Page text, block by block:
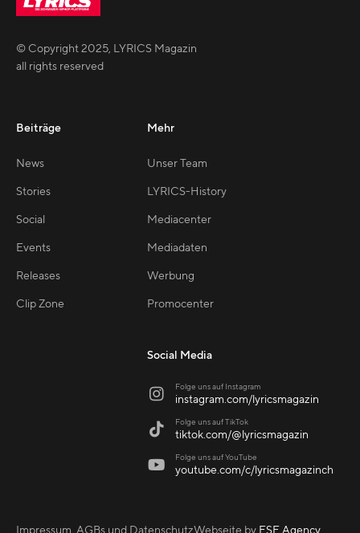
© Copyright2025, LYRICS Magazin
all rights reserved
Beiträge
News
Stories
Social
Events
Releases
Clip Zone
Mehr
Unser Team
LYRICS-History
Mediacenter
Mediadaten
Werbung
Promocenter
Social Media
 Folge uns auf Instagram
instagram.com/lyricsmagazin
 Folge uns auf TikTok
tiktok.com/@lyricsmagazin
 Folge uns auf YouTube
youtube.com/c/lyricsmagazinch